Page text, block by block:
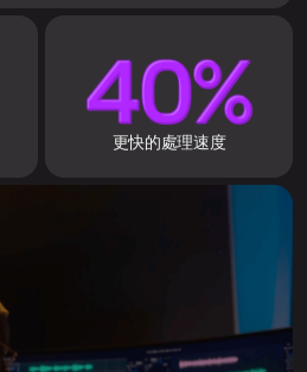
更快的處理速度